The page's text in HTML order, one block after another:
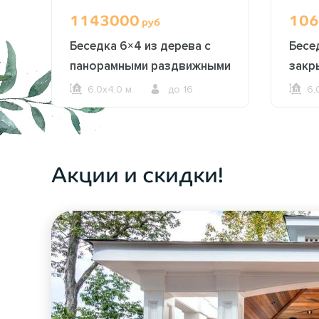
1143000 руб
Беседка 6×4 из дерева с
панорамными раздвижными
окнами 2626
6,0х4,0 м. до 16
2615
Акции и скидки!